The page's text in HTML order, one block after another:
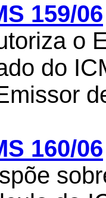
159/06
o
do
160/06